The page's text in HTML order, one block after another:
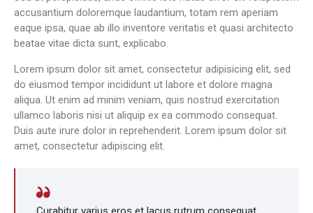
accusantium doloremque laudantium, totam rem aperiam
eaque ipsa, quae ab illo inventore veritatis et quasi architecto
beatae vitae dicta sunt, explicabo.
Lorem ipsum dolor sit amet, consectetur adipisicing elit, sed
do eiusmod tempor incididunt ut labore et dolore magna
aliqua. Ut enim ad minim veniam, quis nostrud exercitation
ullamco laboris nisi ut aliquip ex ea commodo consequat.
Duis aute irure dolor in reprehenderit. Lorem ipsum dolor sit
amet, consectetur adipiscing elit.